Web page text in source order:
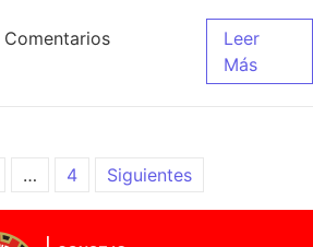
Comentarios
Leer
Más
… 4 Siguientes